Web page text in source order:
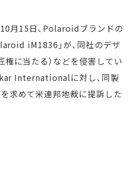
月15日、Polaroidブランドの
iM1836」が、同社のデザ
権に当たる）などを侵害してい
Internationalに対し、同製
求めて米連邦地裁に提訴した